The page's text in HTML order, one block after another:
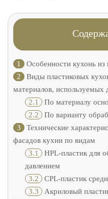
1
Особенности кухонь из
2
Виды пластиковых
материалов, используемых
2.1 По материалу
2.2 По варианту
3
Технические
фасадов кухни по видам
3.1 HPL-пластик для
давлением
3.2 CPL-пластик
3.3 Акриловый